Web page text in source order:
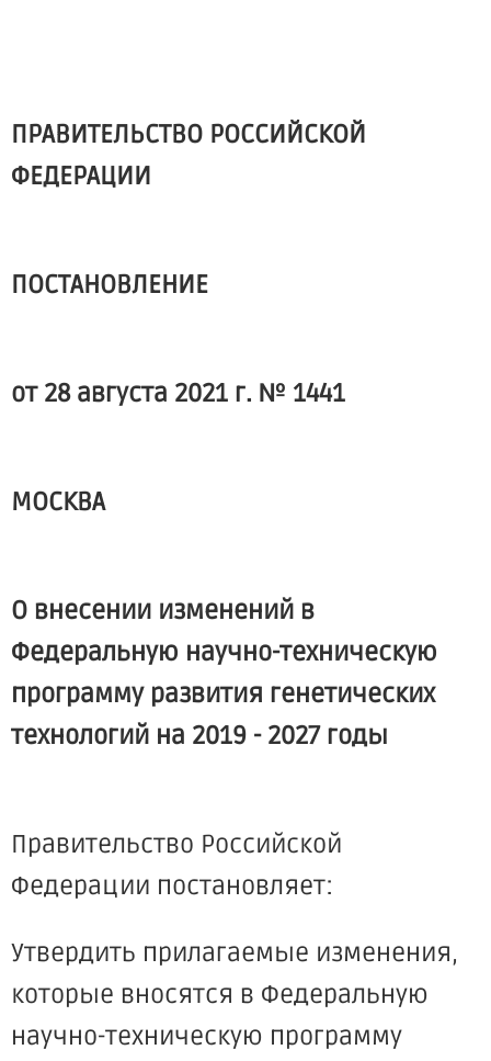
ПРАВИТЕЛЬСТВО РОССИЙСКОЙ
ФЕДЕРАЦИИ
ПОСТАНОВЛЕНИЕ
от 28 августа 2021 г. № 1441
МОСКВА
О внесении изменений в
Федеральную научно-техническую
программу развития генетических
технологий на 2019 - 2027 годы
Правительство Российской
Федерации постановляет:
Утвердить прилагаемые изменения,
которые вносятся в Федеральную
научно-техническую программу